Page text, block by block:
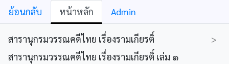
ย้อนกลับ หน้าหลัก Admin
สารานุกรมวรรณคดีไทย เรื่องรามเกียรติ์
>
สารานุกรมวรรณคดีไทย เรื่องรามเกียรติ์ เล่ม ๑